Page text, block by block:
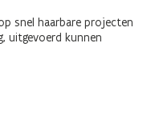
snel haarbare projecten
uitgevoerd kunnen